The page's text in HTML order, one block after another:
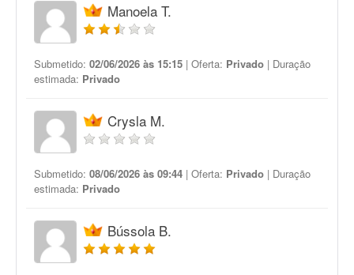
Manoela T.
Submetido: 02/06/2026 às 15:15 | Oferta: Privado | Duração
estimada: Privado
Crysla M.
Submetido: 08/06/2026 às 09:44 | Oferta: Privado | Duração
estimada: Privado
Bússola B.